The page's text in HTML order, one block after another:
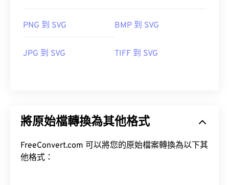
PNG 到 SVG BMP 到 SVG
JPG 到 SVG TIFF 到 SVG
將原始檔轉換為其他格式
FreeConvert.com 可以將您的原始檔案轉換為以下其
他格式：